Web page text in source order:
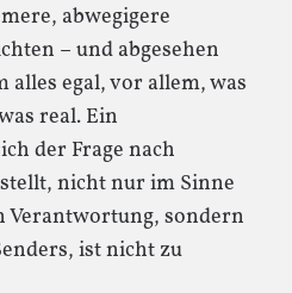
abwegigere
– und abgesehen
alles egal, vor allem, was
real. Ein
der Frage nach
nicht nur im Sinne
Verantwortung, sondern
ist nicht zu